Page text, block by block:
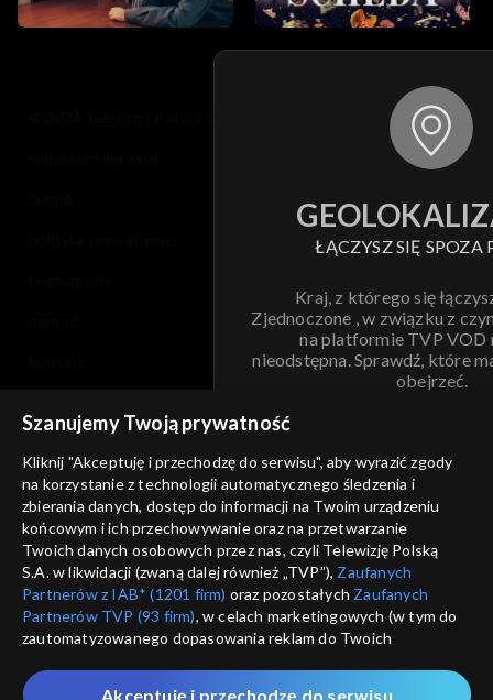
ŁĄCZYSZ SIĘ SPOZA
Kraj, z którego się
Zjednoczone , w związku z
na platformie TVP VOD
nieodstępna. Sprawdź, które
obejrzeć.
ANULUJ
informacje o dostawcy usług
Szanujemy Twoją prywatność
Kliknij "Akceptuję i przechodzę do serwisu", aby wyrazić zgody
na korzystanie z technologii automatycznego śledzenia i
zbierania danych, dostęp do informacji na Twoim urządzeniu
końcowym i ich przechowywanie oraz na przetwarzanie
Twoich danych osobowych przez nas, czyli Telewizję Polską
S.A. w likwidacji (zwaną dalej również „TVP”), Zaufanych
Partnerów z IAB* (1201 firm) oraz pozostałych Zaufanych
Partnerów TVP (93 firm), w celach marketingowych (w tym do
zautomatyzowanego dopasowania reklam do Twoich
które wskazujemy poniżej, a także zgody na udostępnianie
Akceptuję i przechodzę do serwisu